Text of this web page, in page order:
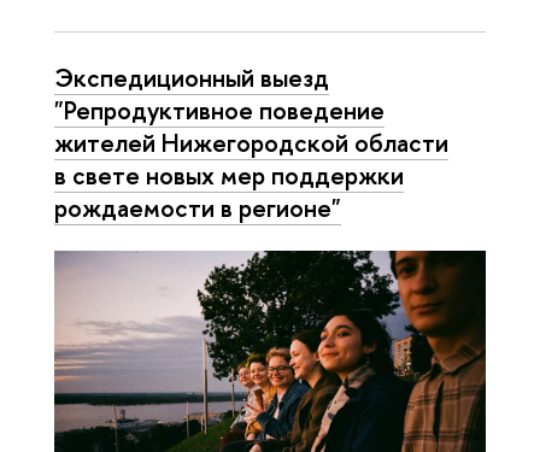
Экспедиционный выезд
"Репродуктивное поведение
жителей Нижегородской области
в свете новых мер поддержки
рождаемости в регионе"